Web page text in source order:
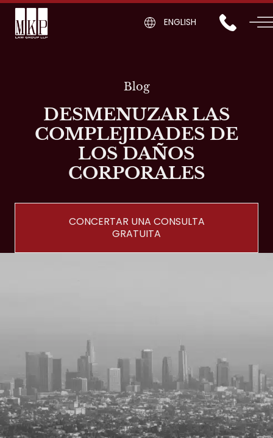
ENGLISH
Blog
DESMENUZAR LAS
COMPLEJIDADES DE
LOS DAÑOS
CORPORALES
CONCERTAR UNA CONSULTA
GRATUITA